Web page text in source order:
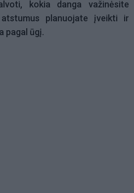
kokia danga važinėsite
atstumus planuojate įveikti ir
pagal ūgį.